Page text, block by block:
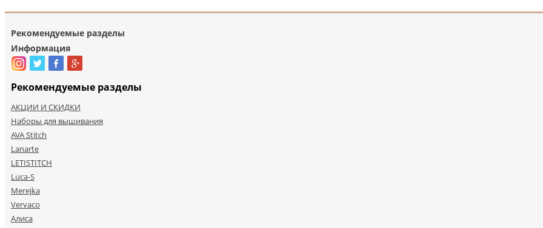
Рекомендуемые разделы
Информация
Рекомендуемые разделы
АКЦИИ И СКИДКИ
Наборы для вышивания
AVA Stitch
Lanarte
LETISTITCH
Luca-S
Merejka
Vervaco
Алиса